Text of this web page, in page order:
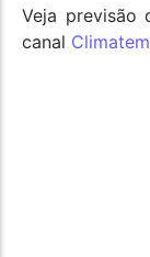
Veja previsão
canal